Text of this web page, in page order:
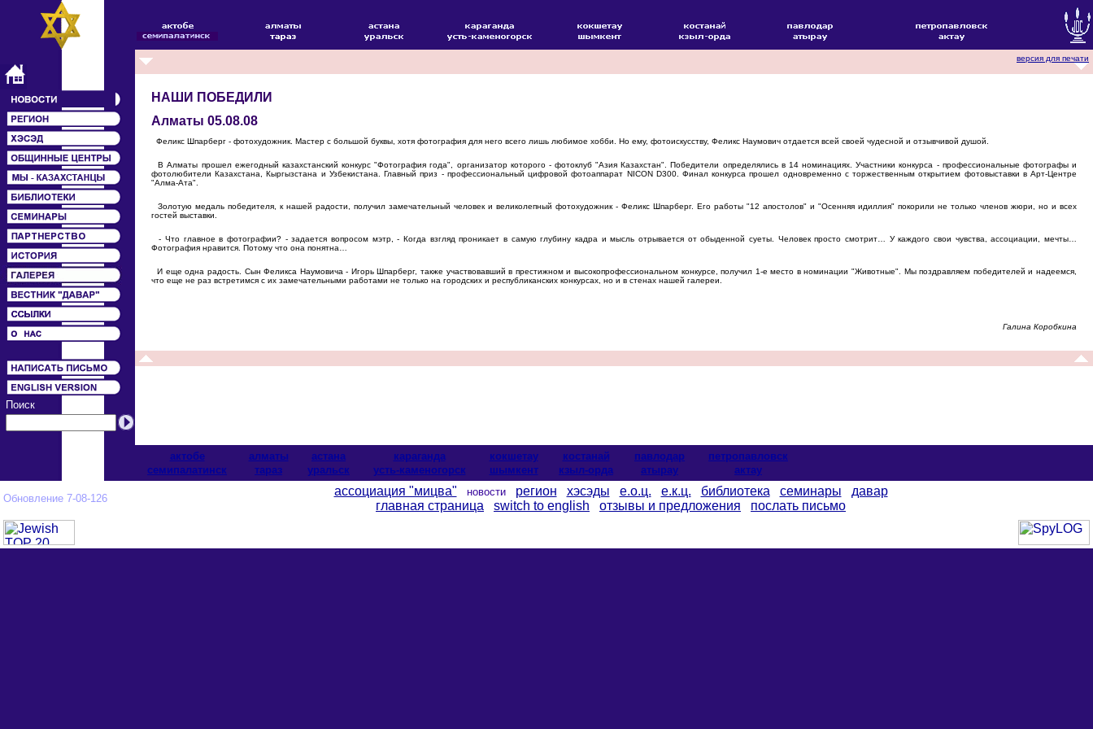
Поиск
версия для печати
НАШИ ПОБЕДИЛИ
Алматы 05.08.08
Феликс Шпарберг - фотохудожник. Мастер с большой буквы, хотя фотография для него всего лишь любимое хобби. Но ему, фотоискусству, Феликс Наумович отдается всей своей чудесной и отзывчивой душой.
В Алматы прошел ежегодный казахстанский конкурс "Фотография года", организатор которого - фотоклуб "Азия Казахстан". Победители определялись в 14 номинациях. Участники конкурса - профессиональные фотографы и
фотолюбители Казахстана, Кыргызстана и Узбекистана. Главный приз - профессиональный цифровой фотоаппарат NICON D300. Финал конкурса прошел одновременно с торжественным открытием фотовыставки в Арт-Центре
"Алма-Ата".
Золотую медаль победителя, к нашей радости, получил замечательный человек и великолепный фотохудожник - Феликс Шпарберг. Его работы "12 апостолов" и "Осенняя идиллия" покорили не только членов жюри, но и всех
гостей выставки.
- Что главное в фотографии? - задается вопросом мэтр, - Когда взгляд проникает в самую глубину кадра и мысль отрывается от обыденной суеты. Человек просто смотрит… У каждого свои чувства, ассоциации, мечты…
Фотография нравится. Потому что она понятна…
И еще одна радость. Сын Феликса Наумовича - Игорь Шпарберг, также участвовавший в престижном и высокопрофессиональном конкурсе, получил 1-е место в номинации "Животные". Мы поздравляем победителей и надеемся,
что еще не раз встретимся с их замечательными работами не только на городских и республиканских конкурсах, но и в стенах нашей галереи.
Галина Коробкина
актобе алматы астана караганда кокшетау костанай павлодар
петропавловск
cемипалатинск
тараз уральск усть-каменогорск шымкент кзыл-орда атырау актау
Обновление 7-08-126
ассоциация "мицва" новости регион хэсэды е.о.ц. е.к.ц. библиотека семинары
давар
главная страница
switch to english отзывы и предложения послать письмо